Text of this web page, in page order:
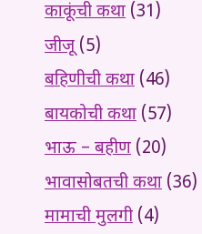
काकूंची कथा (31)
जीजू(5)
बहिणीची कथा (46)
बायकोची कथा (57)
भाऊ – बहीण (20)
भावासोबतची कथा (36)
मामाची मुलगी (4)